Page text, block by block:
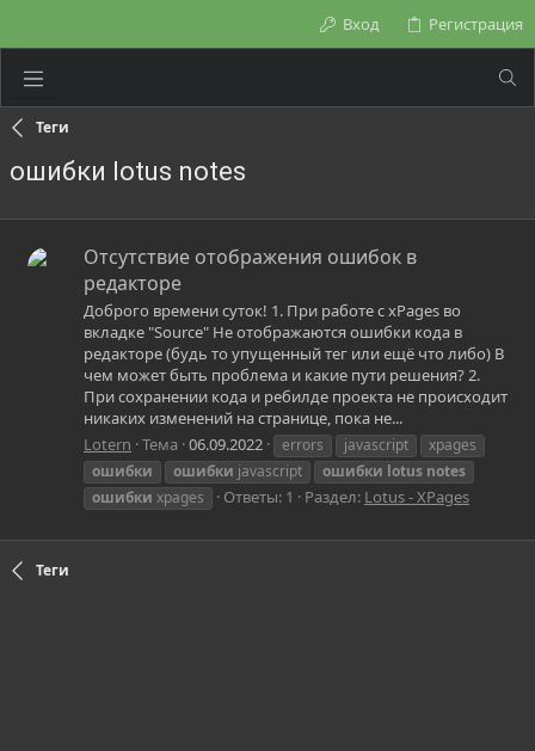
Вход Регистрация
Теги
ошибки lotus notes
Отсутствие отображения ошибок в
редакторе
Доброго времени суток! 1. При работе с xPages во
вкладке "Source" Не отображаются ошибки кода в
редакторе (будь то упущенный тег или ещё что либо) В
чем может быть проблема и какие пути решения? 2.
При сохранении кода и ребилде проекта не происходит
никаких изменений на странице, пока не...
Lotern Тема 06.09.2022 errors javascript
xpages
ошибки
ошибки javascript ошибки lotus notes
ошибки xpages Ответы: 1 Раздел: Lotus - XPages
Теги